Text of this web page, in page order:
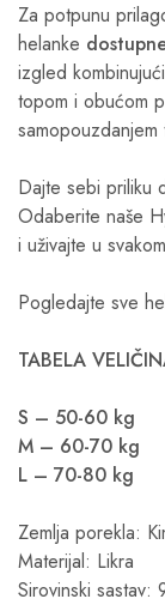
Za potpunu
helanke
izgled
topom i obućom
Dajte sebi priliku
Odaberite naše
i uživajte u
Pogledajte sve
TABELA
S – 50-60 kg
M – 60-70 kg
L – 70-80 kg
Zemlja porekla:
Materijal: Likra
Sirovinski sastav: